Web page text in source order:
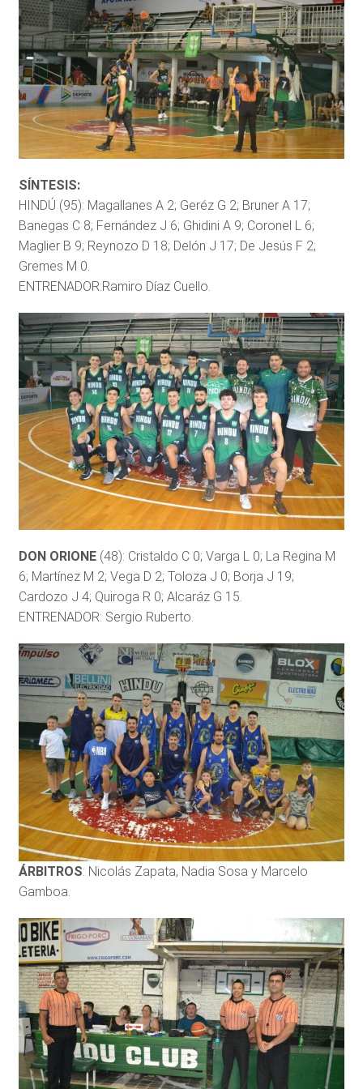
SÍNTESIS:
HINDÚ (95): Magallanes A 2; Geréz G 2; Bruner A 17;
Banegas C 8; Fernández J 6; Ghidini A 9; Coronel L 6;
Maglier B 9; Reynozo D 18; Delón J 17; De Jesús F 2;
Gremes M 0.
ENTRENADOR:Ramiro Díaz Cuello.
DON ORIONE (48): Cristaldo C 0; Varga L 0; La Regina M
6; Martínez M 2; Vega D 2; Toloza J 0; Borja J 19;
Cardozo J 4; Quiroga R 0; Alcaráz G 15.
ENTRENADOR: Sergio Ruberto.
ÁRBITROS: Nicolás Zapata, Nadia Sosa y Marcelo
Gamboa.